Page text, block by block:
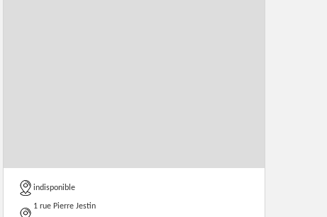
indisponible
1 rue Pierre Jestin